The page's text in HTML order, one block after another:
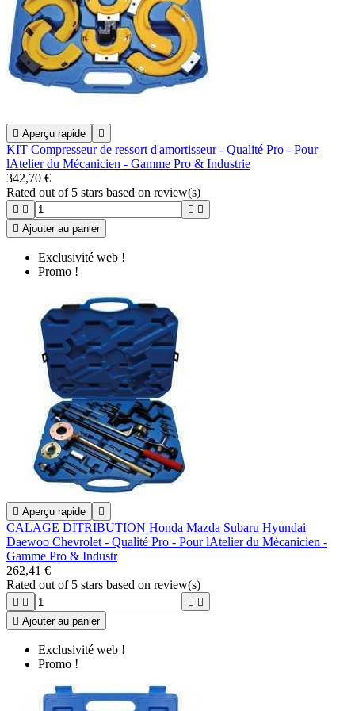
 Aperçu rapide 
KIT Compresseur de ressort d'amortisseur - Qualité Pro - Pour
lAtelier du Mécanicien - Gamme Pro & Industrie
342,70 €
Rated out of 5 stars based on review(s)
   
 Ajouter au panier
Exclusivité web !
Promo !
 Aperçu rapide 
CALAGE DITRIBUTION Honda Mazda Subaru Hyundai
Daewoo Chevrolet - Qualité Pro - Pour lAtelier du Mécanicien -
Gamme Pro & Industr
262,41 €
Rated out of 5 stars based on review(s)
   
 Ajouter au panier
Exclusivité web !
Promo !